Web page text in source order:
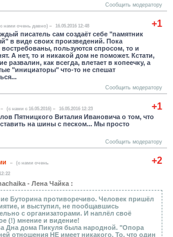
Сообщить модератору
+1
нами очень давно) 16.05.2016 12:48
писатель сам создаёт себе "памятник
в виде своих произведений. Пока
пользуются спросом, то и
А нет, то и никакой дом не поможет. Кстати,
развалин, как всегда, влетает в копеечку, а
"инициаторы" что-то не спешат
Сообщить модератору
+1
(c нами с 16.05.2016) 16.05.2016 12:23
Пятницкого Виталия Ивановича о том, что
на шины с песком... Мы просто
Сообщить модератору
+2
(c нами очень
- Лена Чайка :
Буторина противоречиво. Человек пришёл
и выступил, не пообщавшись
с организаторами. И наплёл своё
(!) мнение и видение!
Дна дома Пикуля была народной. "Опора
отношения НЕ имеет никакого. То, что один